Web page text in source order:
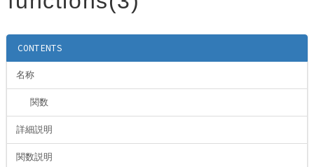
CONTENTS
名称
関数
詳細説明
関数説明